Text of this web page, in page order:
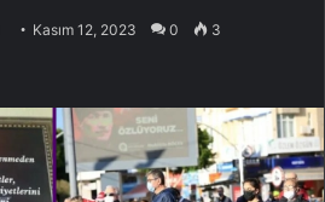
Kasım 12, 2023 0 3